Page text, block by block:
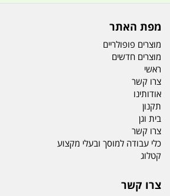
מפת האתר
מוצרים פופולריים
מוצרים חדשים
ראשי
צרו קשר
אודותינו
תקנון
בית וגן
צרו קשר
כלי עבודה למוסך ובעלי מקצוע
קטלוג
צרו קשר